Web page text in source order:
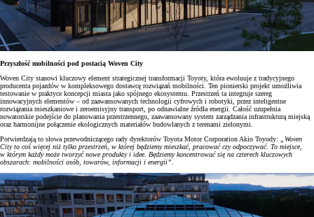
Przyszłość mobilności pod postacią Woven City
Woven City stanowi kluczowy element strategicznej transformacji Toyoty, która ewoluuje z tradycyjnego
producenta pojazdów w kompleksowego dostawcę rozwiązań mobilności. Ten pionierski projekt umożliwia
testowanie w praktyce koncepcji miasta jako spójnego ekosystemu. Przestrzeń ta integruje szereg
innowacyjnych elementów – od zaawansowanych technologii cyfrowych i robotyki, przez inteligentne
rozwiązania mieszkaniowe i zeroemisyjny transport, po odnawialne źródła energii. Całość uzupełnia
nowatorskie podejście do planowania przestrzennego, zaawansowany system zarządzania infrastrukturą miejską
oraz harmonijne połączenie ekologicznych materiałów budowlanych z terenami zielonymi.
Potwierdzają to słowa przewodniczącego rady dyrektorów Toyota Motor Corporation Akio Toyody: „Woven
City to coś więcej niż tylko przestrzeń, w której będziemy mieszkać, pracować czy odpoczywać. To miejsce,
w którym każdy może tworzyć nowe produkty i idee. Będziemy koncentrować się na czterech kluczowych
obszarach: mobilności osób, towarów, informacji i energii”.